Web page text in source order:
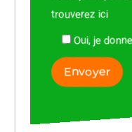
trouverez ici
Oui, je